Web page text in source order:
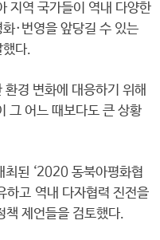
지역 국가들이 역내 다양한
·번영을 앞당길 수 있는
했다.
경 변화에 대응하기 위해
그 어느 때보다도 큰 상황
된 ‘2020 동북아평화협
하고 역내 다자협력 진전을
책 제언들을 검토했다.